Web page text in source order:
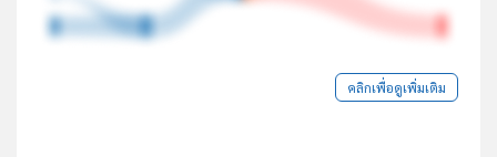
คลิกเพื่อดูเพิ่มเติม